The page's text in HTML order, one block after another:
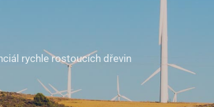
rychle rostoucích dřevin